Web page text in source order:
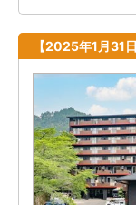
【2025年1月31